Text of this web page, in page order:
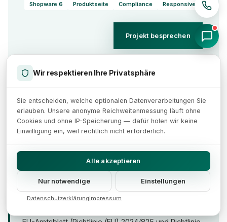
Shopware 6 Produktseite Compliance Responsive
Projekt besprechen
Quellen und Studien
Dieser Artikel basiert auf Informationen von: IT-Recht-
Kanzlei (Vorgaben zum neuen Gewährleistungs- und
Durchführungsverordnung (EU) 2025/1960),
Händlerbund (Gesetzesänderungen 2026 und
Abmahnstudie 2025, befragt wurden 164 Online-
Händler), eEvolution (Änderungen im Onlinehandel
Wir respektieren Ihre Privatsphäre
Sie entscheiden, welche optionalen Datenverarbeitungen Sie
erlauben. Unsere anonyme Reichweitenmessung läuft ohne
Cookies und ohne IP-Speicherung — dafür holen wir keine
Einwilligung ein, weil rechtlich nicht erforderlich.
Alle akzeptieren
Nur notwendige Einstellungen
DatenschutzerklärungImpressum